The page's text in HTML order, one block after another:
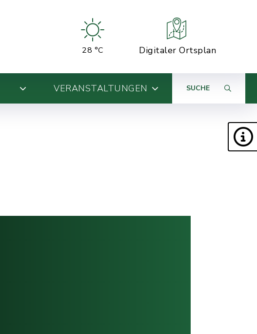
28 °C Digitaler Ortsplan
VERANSTALTUNGEN SUCHE